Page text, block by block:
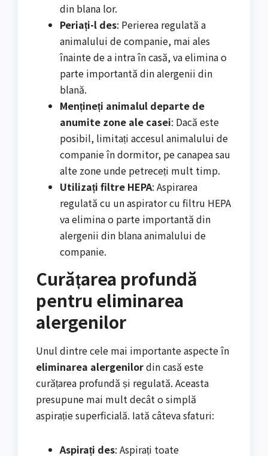
din blana lor.
Periați-l des: Perierea regulată a
animalului de companie, mai ales
înainte de a intra în casă, va elimina o
parte importantă din alergenii din
blană.
Mențineți animalul departe de
anumite zone ale casei: Dacă este
posibil, limitați accesul animalului de
companie în dormitor, pe canapea sau
alte zone unde petreceți mult timp.
Utilizați filtre HEPA: Aspirarea
regulată cu un aspirator cu filtru HEPA
va elimina o parte importantă din
alergenii din blana animalului de
companie.
Curățarea profundă
pentru eliminarea
alergenilor
Unul dintre cele mai importante aspecte în
eliminarea alergenilordin casă este
curățarea profundă și regulată. Aceasta
presupune mai mult decât o simplă
aspirație superficială. Iată câteva sfaturi:
Aspirați des: Aspirați toate